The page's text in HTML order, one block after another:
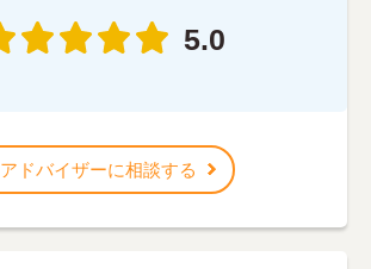
5.0
アドバイザーに相談する